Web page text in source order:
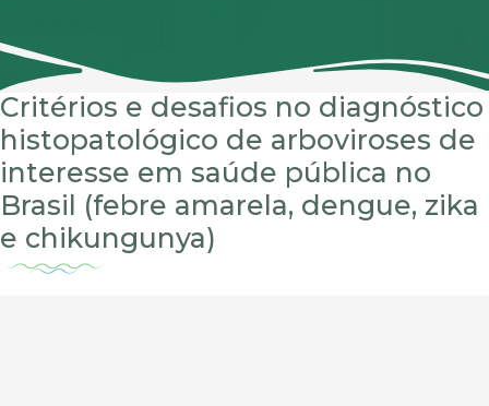
Critérios e desafios no diagnóstico
histopatológico de arboviroses de
interesse em saúde pública no
Brasil (febre amarela, dengue, zika
e chikungunya)